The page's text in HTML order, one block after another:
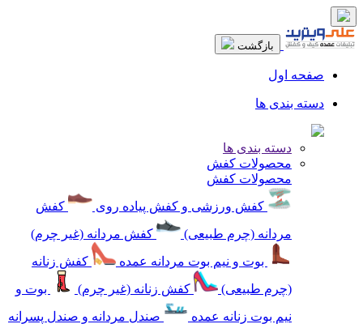
بازگشت
صفحه اول
دسته بندی ها
دسته بندی ها
محصولات کفش
محصولات کفش
کفش ورزشی و کفش پیاده روی
کفش
مردانه (چرم طبیعی)
کفش مردانه (غیر چرم)
بوت و نیم بوت مردانه عمده
کفش زنانه
(چرم طبیعی)
کفش زنانه (غیر چرم)
بوت و
نیم بوت زنانه عمده
صندل مردانه و صندل پسرانه